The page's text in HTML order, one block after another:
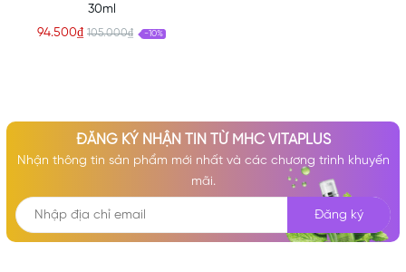
30ml
94.500₫ 105.000₫ -10%
ĐĂNG KÝ NHẬN TIN TỪ MHC VITAPLUS
Nhận thông tin sản phẩm mới nhất và các chương trình khuyến
mãi.
Đăng ký